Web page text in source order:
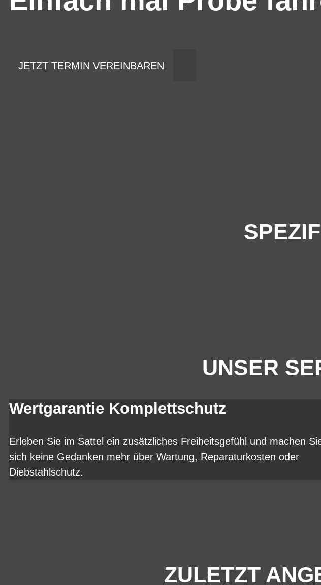
JETZT TERMIN VEREINBAREN
UNSER
Wertgarantie Komplettschutz
Erleben Sie im Sattel ein zusätzliches Freiheitsgefühl und machen
sich keine Gedanken mehr über Wartung, Reparaturkosten oder
Diebstahlschutz.
ZULETZT